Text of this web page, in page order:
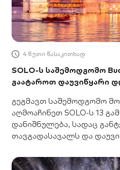
4 წუთი წასაკითხად
SOLO-ს საშემოდგომო
გაატაროთ დაუვიწყარი
გეგმავთ საშემოდგომო
აღმოაჩინეთ SOLO-ს 13
დანიშნულება, სადაც
თავგადასავალს და